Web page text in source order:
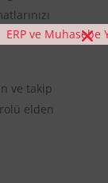
hızlıca
ve takip
elden